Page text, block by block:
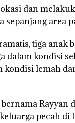
dan
area
tiga anak
dalam kondisi
kondisi lemah
Rayyan
pecah di